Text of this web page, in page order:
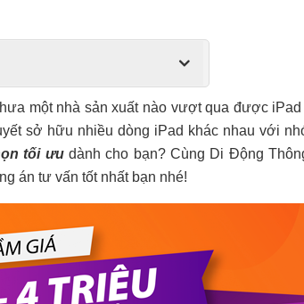
một nhà sản xuất nào vượt qua được
sở hữu nhiều dòng iPad khác nhau với
tối ưudành cho bạn? Cùng Di Động
án tư vấn tốt nhất bạn nhé!